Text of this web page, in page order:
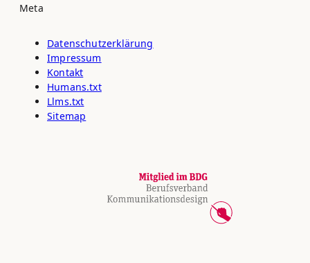
Meta
Datenschutz­erklärung
Impressum
Kontakt
Humans.txt
Llms.txt
Sitemap